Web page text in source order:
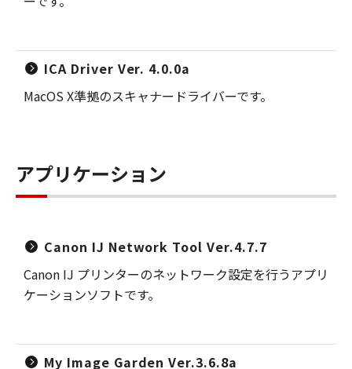
ICA Driver Ver. 4.0.0a
MacOS X準拠のスキャナードライバーです。
アプリケーション
Canon IJ Network Tool Ver.4.7.7
Canon IJ プリンターのネットワーク設定を行うアプリ
ケーションソフトです。
My Image Garden Ver.3.6.8a